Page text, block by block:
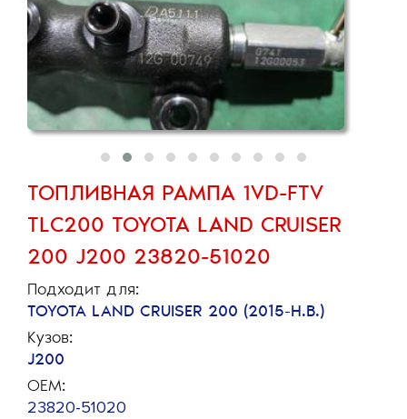
ТОПЛИВНАЯ РАМПА 1VD-FTV
TLC200 TOYOTA LAND CRUISER
200 J200 23820-51020
Подходит для:
TOYOTA LAND CRUISER 200 (2015-Н.В.)
Кузов:
J200
OEM:
23820-51020